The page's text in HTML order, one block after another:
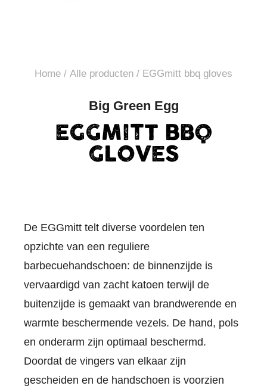
Home / Alle producten / EGGmitt bbq gloves
Big Green Egg
EGGMITT BBQ
GLOVES
De EGGmitt telt diverse voordelen ten
opzichte van een reguliere
barbecuehandschoen: de binnenzijde is
vervaardigd van zacht katoen terwijl de
buitenzijde is gemaakt van brandwerende en
warmte beschermende vezels. De hand, pols
en onderarm zijn optimaal beschermd.
Doordat de vingers van elkaar zijn
gescheiden en de handschoen is voorzien